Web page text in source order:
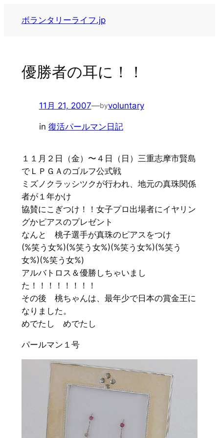
ボランタリーライフ.jp
優勝者の耳に！！
11月 21, 2007—byvoluntary
in 復活パールマン日記
１１月２日（金）〜４日（日）三重志摩市賢島
でＬＰＧＡのゴルフ公式戦
ミズノクラッシツクが行われ、地元の真珠関係
者が１年かけ
協賛にこぎつけ！！女子プロ出場者にイヤリン
グかピアスのプレゼント
なんと 桃子選手が真珠のピアスをつけ
(%笑う女%)(%笑う女%)(%笑う女%)(%笑う
女%)(%笑う女%)
アルバトロス＆優勝しちゃいまし
た！！！！！！！！
その後 桃ちゃんは、最年少で日本の賞金王に
なりました。
めでたし めでたし
パールマン１号